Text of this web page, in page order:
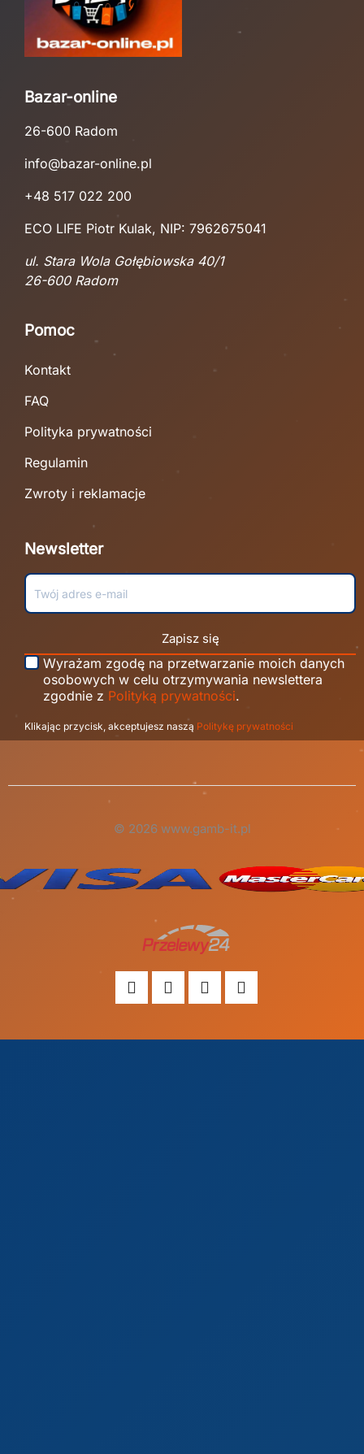
Bazar-online
26-600 Radom
info@bazar-online.pl
+48 517 022 200
ECO LIFE Piotr Kulak, NIP: 7962675041
ul. Stara Wola Gołębiowska 40/1
26-600 Radom
Pomoc
Kontakt
FAQ
Polityka prywatności
Regulamin
Zwroty i reklamacje
Newsletter
Zapisz się
Wyrażam zgodę na przetwarzanie moich danych
osobowych w celu otrzymywania newslettera
zgodnie z Polityką prywatności.
Klikając przycisk, akceptujesz naszą Politykę prywatności
© 2026 www.gamb-it.pl